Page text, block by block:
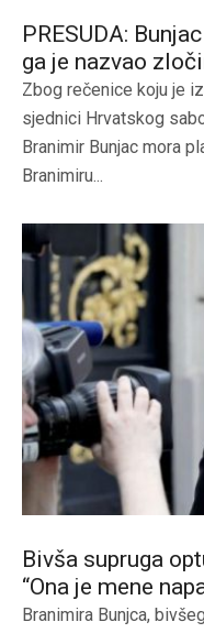
PRESUDA:
ga je nazvao
Zbog rečenice koju je
sjednici Hrvatskog
Branimir Bunjac mora
Branimiru...
Bivša supruga
“Ona je mene
Branimira Bunjca,